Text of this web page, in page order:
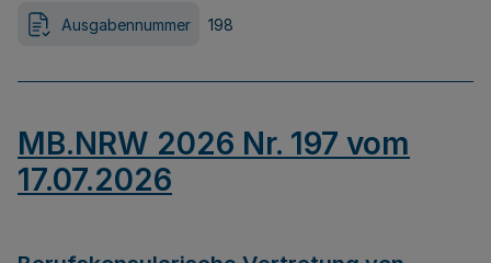
Ausgabennummer 198
MB.NRW 2026 Nr. 197 vom
17.07.2026